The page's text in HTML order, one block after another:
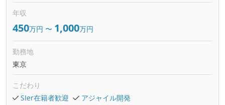
年収
450万円 〜 1,000万円
勤務地
東京
こだわり
SIer在籍者歓迎
アジャイル開発